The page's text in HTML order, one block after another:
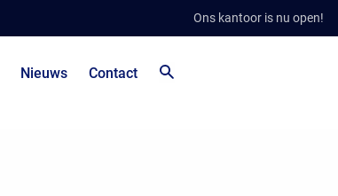
Ons kantoor is nu open!
Nieuws Contact